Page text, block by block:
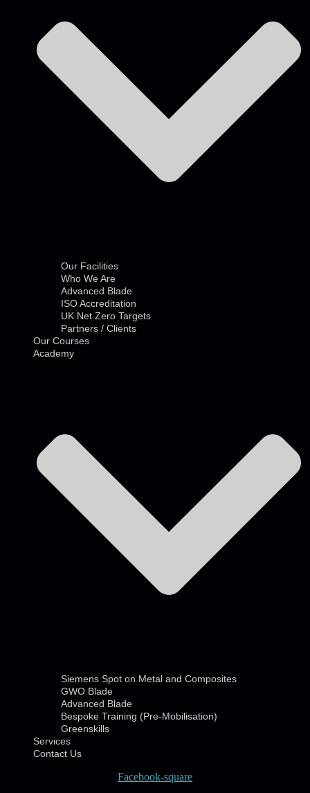
Our Facilities
Who We Are
Advanced Blade
ISO Accreditation
UK Net Zero Targets
Partners / Clients
Our Courses
Academy
Siemens Spot on Metal and Composites
GWO Blade
Advanced Blade
Bespoke Training (Pre-Mobilisation)
Greenskills
Services
Contact Us
Facebook-square